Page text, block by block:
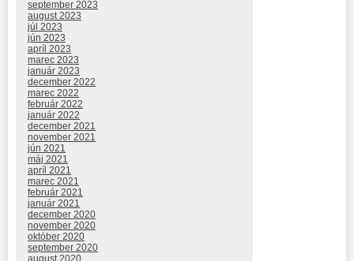
september 2023
august 2023
júl 2023
jún 2023
apríl 2023
marec 2023
január 2023
december 2022
marec 2022
február 2022
január 2022
december 2021
november 2021
jún 2021
máj 2021
apríl 2021
marec 2021
február 2021
január 2021
december 2020
november 2020
október 2020
september 2020
august 2020